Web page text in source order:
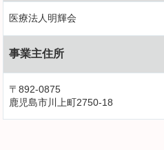
医療法人明輝会
事業主住所
〒892-0875
鹿児島市川上町2750-18